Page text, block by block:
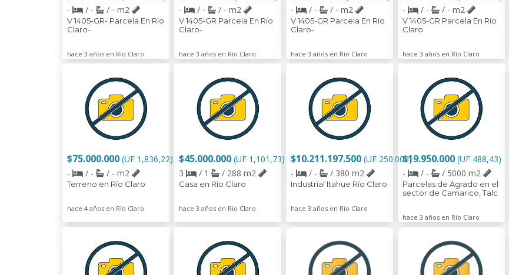
-
/ - / - m2
V 1405-GR- Parcela En Río
Claro-
hace 3 años en Río Claro
-
/ - / - m2
V 1405-GR Parcela En Río
Claro-
hace 3 años en Río Claro
-
/ - / - m2
V 1405-GR Parcela En Río
Claro-
hace 3 años en Río Claro
-
/ - / - m2
V 1405-GR Parcela En Río
Claro
hace 3 años en Río Claro
$75.000.000 (UF 1,836,22)
-
/ - / - m2
Terreno en Río Claro
hace 4 años en Río Claro
$45.000.000 (UF 1,101,73)
3
/ 1 / 288 m2
Casa en Río Claro
hace 3 años en Río Claro
$10.211.197.500 (UF 250.000)
-
/ - / 380 m2
Industrial Itahue Río Claro
hace 3 años en Río Claro
$19.950.000 (UF 488,43)
-
/ - / 5000 m2
Parcelas de Agrado en el
sector de Camarico, Talc
hace 3 años en Río Claro